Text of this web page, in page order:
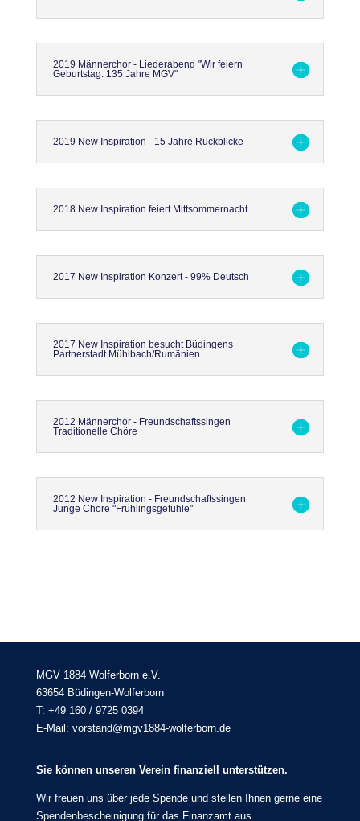
2019 Männerchor - Liederabend "Wir feiern
Geburtstag: 135 Jahre MGV"
2019 New Inspiration - 15 Jahre Rückblicke
2018 New Inspiration feiert Mittsommernacht
2017 New Inspiration Konzert - 99% Deutsch
2017 New Inspiration besucht Büdingens
Partnerstadt Mühlbach/Rumänien
2012 Männerchor - Freundschaftssingen
Traditionelle Chöre
2012 New Inspiration - Freundschaftssingen
Junge Chöre "Frühlingsgefühle"
MGV 1884 Wolferborn e.V.
63654 Büdingen-Wolferborn
T: +49 160 / 9725 0394
E-Mail: vorstand@mgv1884-wolferborn.de
Sie können unseren Verein finanziell unterstützen.
Wir freuen uns über jede Spende und stellen Ihnen gerne eine
Spendenbescheinigung für das Finanzamt aus.